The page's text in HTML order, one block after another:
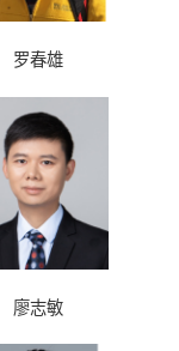
罗春雄
廖志敏